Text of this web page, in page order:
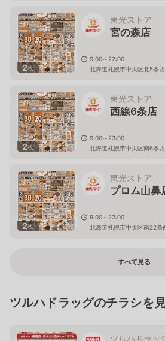
2枚
東光ストア
宮の森店
9:00～22:00
北海道札幌市中央区北5条
2枚
東光ストア
西線6条店
9:00～23:00
北海道札幌市中央区南6条
2枚
東光ストア
プロム山鼻
9:00～22:00
北海道札幌市中央区南22条
すべて見る
ツルハドラッグのチラシを
ツルハドラッ